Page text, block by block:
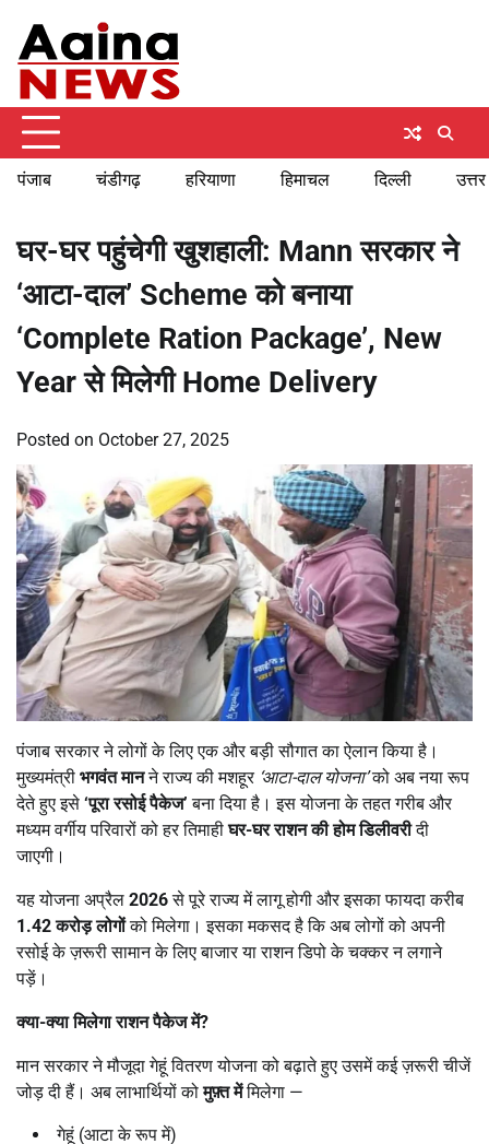
content
पंजाब चंडीगढ़ हरियाणा हिमाचल दिल्ली
घर-घर पहुंचेगी खुशहाली: Mann सरकार ने
‘आटा-दाल’ Scheme को बनाया
‘Complete Ration Package’, New
Year से मिलेगी Home Delivery
Posted on October 27, 2025
पंजाब सरकार ने लोगों के लिए एक और बड़ी सौगात का ऐलान किया है।
मुख्यमंत्री भगवंत मानने राज्य की मशहूर आटा-दाल योजना’को अब नया रूप
देते हुए इसे ‘पूरा रसोई पैकेज’ बना दिया है। इस योजना के तहत गरीब और
मध्यम वर्गीय परिवारों को हर तिमाहीघर-घर राशन की होम डिलीवरीदी
जाएगी।
यह योजना अप्रैल 2026से पूरे राज्य में लागू होगी और इसका फायदा करीब
1.42करोड़ लोगोंको मिलेगा। इसका मकसद है कि अब लोगों को अपनी
रसोई के ज़रूरी सामान के लिए बाजार या राशन डिपो के चक्कर न लगाने
पड़ें।
क्या-क्या मिलेगा राशन पैकेज में?
मान सरकार ने मौजूदा गेहूं वितरण योजना को बढ़ाते हुए उसमें कई ज़रूरी चीजें
जोड़ दी हैं। अब लाभार्थियों कोमुफ़्त मेंमिलेगा —
गेहूं (आटा के रूप में)